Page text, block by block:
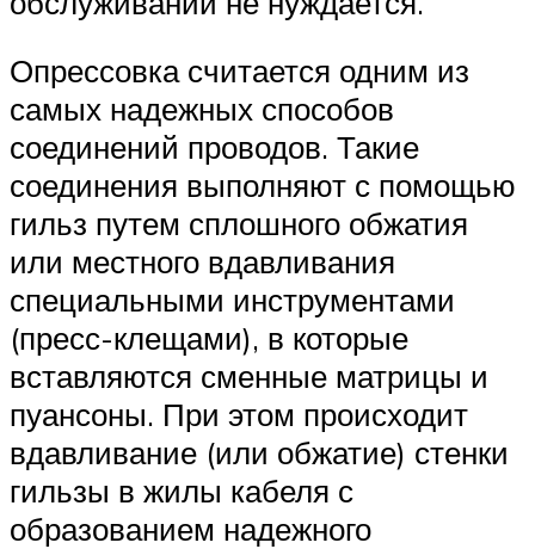
Опрессовка считается одним из
самых надежных способов
соединений проводов. Такие
соединения выполняют с помощью
гильз путем сплошного обжатия
или местного вдавливания
специальными инструментами
(пресс-клещами), в которые
вставляются сменные матрицы и
пуансоны. При этом происходит
вдавливание (или обжатие) стенки
гильзы в жилы кабеля с
образованием надежного